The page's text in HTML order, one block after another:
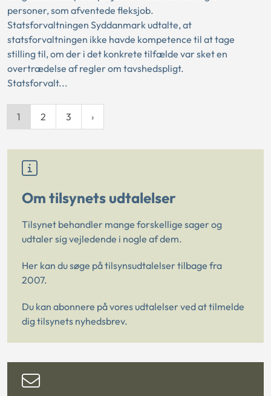
personer, som afventede fleksjob.
Statsforvaltningen Syddanmark udtalte, at
statsforvaltningen ikke havde kompetence til at tage
stilling til, om der i det konkrete tilfælde var sket en
overtrædelse af regler om tavshedspligt.
Statsforvalt...
1 2 3
Om tilsynets udtalelser
Tilsynet behandler mange forskellige sager og
udtaler sig vejledende i nogle af dem.
Her kan du søge på tilsynsudtalelser tilbage fra
2007.
Du kan abonnere på vores udtalelser ved at tilmelde
dig tilsynets nyhedsbrev.